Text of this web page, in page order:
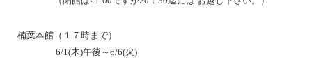
楠葉本館（１７時まで）
6/1(木)午後～6/6(火)